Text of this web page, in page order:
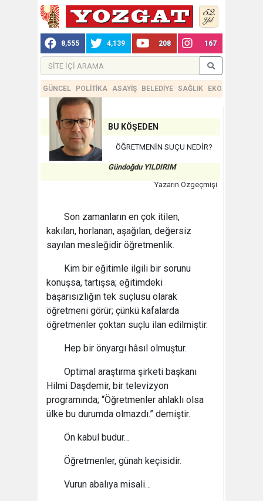
8,555 4,139 208 167
GÜNCEL POLİTİKA ASAYİŞ BELEDİYE SAĞLIK EKONOMİ
BU KÖŞEDEN
ÖĞRETMENİN SUÇU NEDİR?
Gündoğdu YILDIRIM
Yazarın Özgeçmişi
Son zamanların en çok itilen,
kakılan, horlanan, aşağılan, değersiz
sayılan mesleğidir öğretmenlik.
Kim bir eğitimle ilgili bir sorunu
konuşsa, tartışsa; eğitimdeki
başarısızlığın tek suçlusu olarak
öğretmeni görür; çünkü kafalarda
öğretmenler çoktan suçlu ilan edilmiştir.
Hep bir önyargı hâsıl olmuştur.
Optimal araştırma şirketi başkanı
Hilmi Daşdemir, bir televizyon
programında; “Öğretmenler ahlaklı olsa
ülke bu durumda olmazdı.” demiştir.
Ön kabul budur…
Öğretmenler, günah keçisidir.
Vurun abalıya misali…